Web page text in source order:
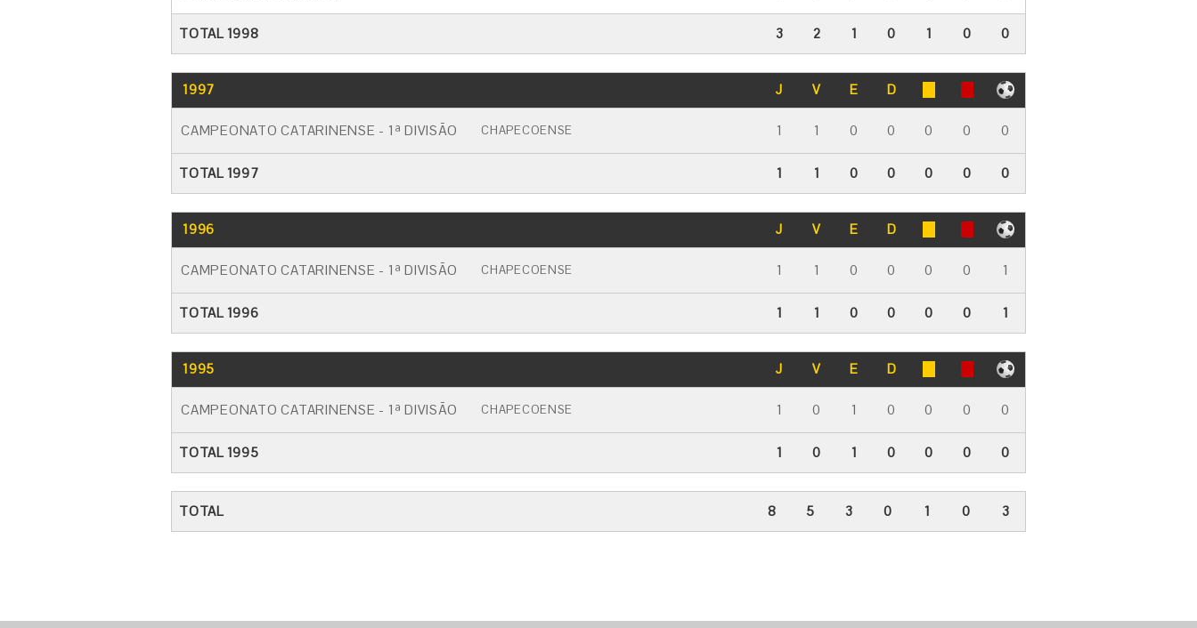
TOTAL 1998 3 2 1 0 1 0 0
1997 J V E D
CAMPEONATO CATARINENSE - 1ª DIVISÃO CHAPECOENSE 1 1 0 0 0 0 0
TOTAL 1997 1 1 0 0 0 0 0
1996 J V E D
CAMPEONATO CATARINENSE - 1ª DIVISÃO CHAPECOENSE 1 1 0 0 0 0 1
TOTAL 1996 1 1 0 0 0 0 1
1995 J V E D
CAMPEONATO CATARINENSE - 1ª DIVISÃO CHAPECOENSE 1 0 1 0 0 0 0
TOTAL 1995 1 0 1 0 0 0 0
TOTAL 8 5 3 0 1 0 3